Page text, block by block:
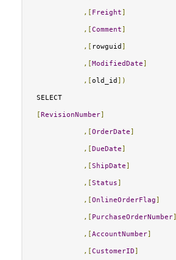
,[ Freight]
,[Comment]
,[ rowguid ]
,[ModifiedDate]
,[old_id ])
SELECT
[RevisionNumber]
,[OrderDate]
,[DueDate]
,[ShipDate]
,[Status]
,[OnlineOrderFlag]
,[ PurchaseOrderNumber]
,[AccountNumber]
,[CustomerID]